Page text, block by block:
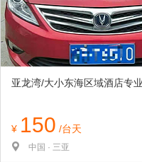
信
息
亚龙湾/大小东海区域酒店专
¥ 150 /台天
中国 · 三亚